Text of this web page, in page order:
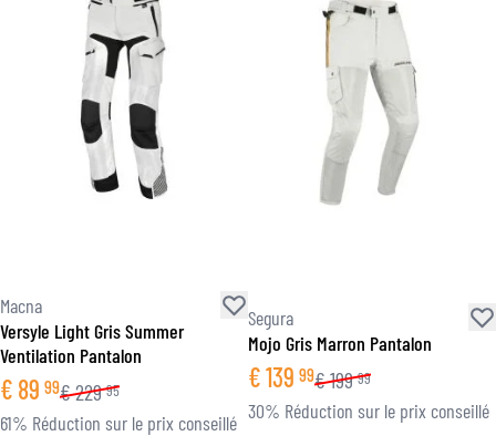
Macna
Versyle Light Gris Summer
Ventilation Pantalon
€ 89 99€229 95
61% Réduction sur le prix conseillé
Segura
Mojo Gris Marron Pantalon
€139 99€199 99
30% Réduction sur le prix conseillé